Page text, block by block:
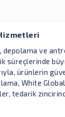
depolama ve
süreçlerinde
ürünlerin
White
tedarik